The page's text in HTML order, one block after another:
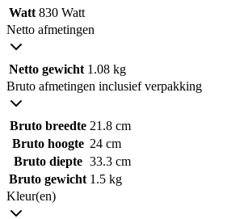
Watt 830 Watt
Netto afmetingen
Netto gewicht 1.08 kg
Bruto afmetingen inclusief verpakking
Bruto breedte 21.8 cm
Bruto hoogte 24 cm
Bruto diepte 33.3 cm
Bruto gewicht 1.5 kg
Kleur(en)